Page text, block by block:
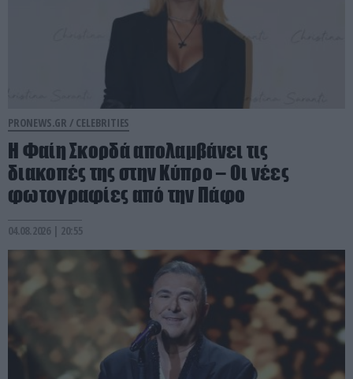
PRONEWS.GR / CELEBRITIES
Η Φαίη Σκορδά απολαμβάνει τις
διακοπές της στην Κύπρο – Οι νέες
φωτογραφίες από την Πάφο
04.08.2026 | 20:55